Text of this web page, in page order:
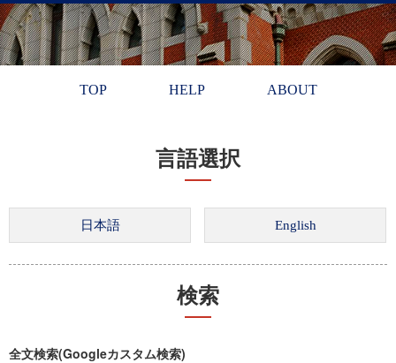
TOP HELP ABOUT
言語選択
検索
全文検索(Googleカスタム検索)